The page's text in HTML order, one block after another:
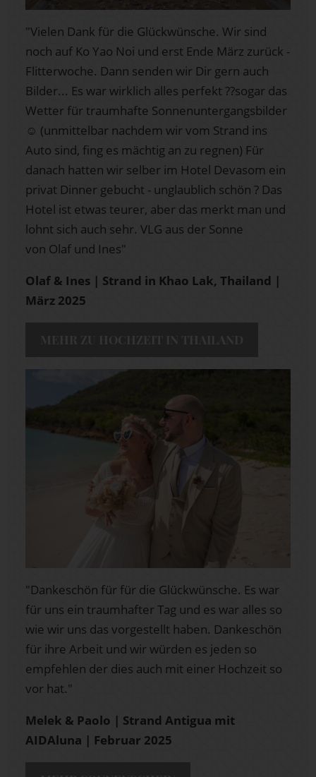
"Vielen Dank für die Glückwünsche. Wir sind
noch auf Ko Yao Noi und erst Ende März zurück -
Flitterwoche. Dann senden wir Dir gern auch
Bilder... Es war wirklich alles perfekt ??sogar das
Wetter für traumhafte Sonnenuntergangsbilder
☺ (unmittelbar nachdem wir vom Strand ins
Auto sind, fing es mächtig an zu regnen) Für
danach hatten wir selber im Hotel Devasom ein
privat Dinner gebucht - unglaublich schön ? Das
Hotel ist etwas teurer, aber das merkt man und
lohnt sich auch sehr. VLG aus der Sonne
von Olaf und Ines"
Olaf & Ines | Strand in Khao Lak, Thailand |
März 2025
"Dankeschön für für die Glückwünsche. Es war
für uns ein traumhafter Tag und es war alles so
wie wir uns das vorgestellt haben. Dankeschön
für ihre Arbeit und wir würden es jeden so
empfehlen der dies auch mit einer Hochzeit so
vor hat."
Melek & Paolo | Strand Antigua mit
AIDAluna | Februar 2025